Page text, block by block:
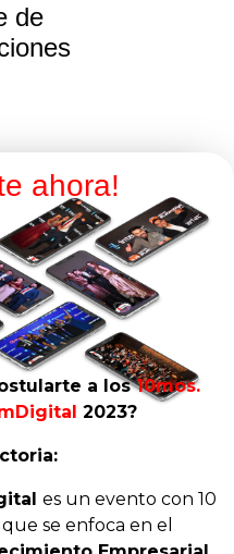
de
ahora!
a los10mos.
2023?
es un evento con 10
se enfoca en el